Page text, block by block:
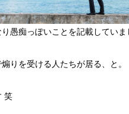
り愚痴っぽいことを記載していま
りを受ける人たちが居る、と。
笑